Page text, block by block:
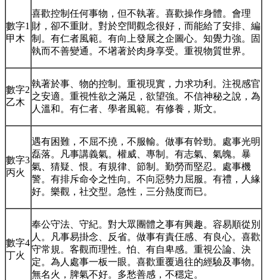
數字1
甲木
喜歡控制任何事物，但不執著。喜歡操作身體。會理
財，卻不重財。對於空間觀念很好，而能給了安排、編
制。有仁者風範。有向上發展之企圖心。知覺力強。固
執而不善變通。不墸著於肉身享受。重視物質世界。
數字2
乙木
執著於事、物的控制。重視現實，力求功利。注視感官
之安適。重視性欲之滿足，欲望強。不信神秘之說，為
人溫和。有仁者、學者風範。有修養，斯文。
數字3
丙火
遇有困難，不屈不撓，不服輸。做事有幹勁。處事光明
磊落。凡事講義氣。權威、專制。有志氣、氣魄。暴
氣、猜疑、恨。有規律、節制。勤勞而堅忍。處事機
警。有排斥命令之性向。不向惡勢力屈服。有禮，人緣
好。樂觀，社交型。急性，三分熱度而巳。
數字4
丁火
奉公守法、守紀。對大眾團體之事有興趣。容易順從別
人。凡事易掛念、反省。做事有責仼感、有良心。喜歡
守常規。客觀而理性。怕、有自卑感。重視公論、決
定。為人處事一板一眼。喜歡重覆過往的經驗及事物。
無名火，脾氣不好。多愁善感，不穩定。